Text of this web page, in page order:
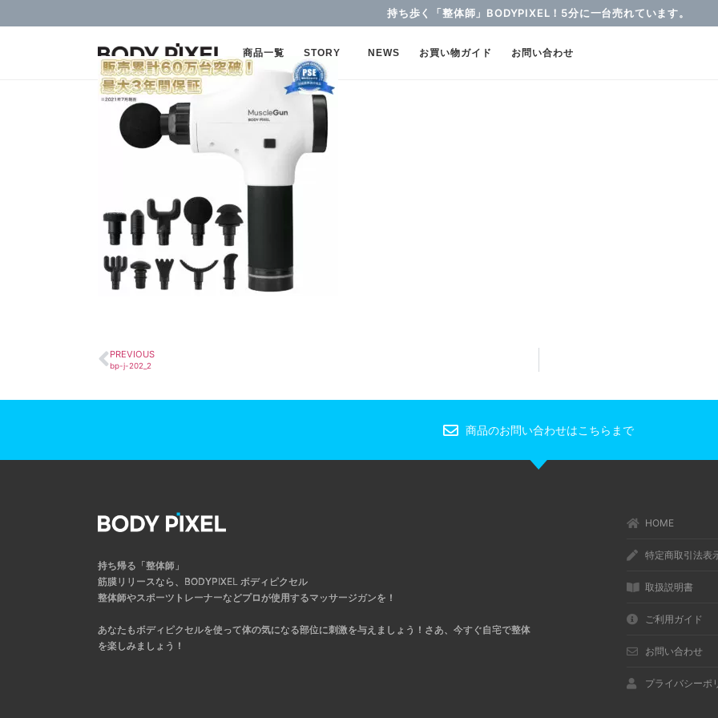
持ち歩く「整体師」BODYPIXEL！5分に一台売れています。
商品一覧 STORY NEWS お買い物ガイド お問い合わせ
PREVIOUS
bp-j-202_2
商品のお問い合わせはこちらまで
持ち帰る「整体師」
筋膜リリースなら、BODYPIXEL ボディピクセル
整体師やスポーツトレーナーなどプロが使用するマッサージガンを！
あなたもボディピクセルを使って体の気になる部位に刺激を与えましょう！さあ、今すぐ自宅で整体
を楽しみましょう！
HOME
特定商取引法表
取扱説明書
ご利用ガイド
お問い合わせ
プライバシーポ